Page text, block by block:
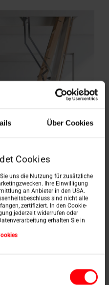
Über Cookies
Cookies
uns die Nutzung für zusätzliche
Ihre Einwilligung
an Anbieter in den USA.
sind nicht alle
zertifiziert. In den Cookie-
jederzeit widerrufen oder
erhalten Sie in